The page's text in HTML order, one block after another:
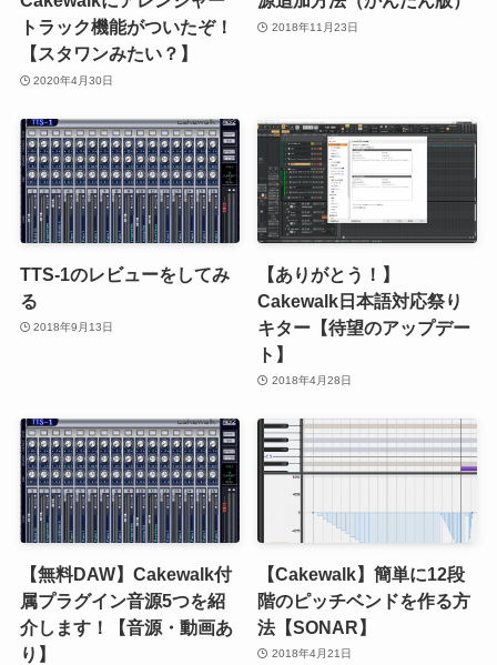
トラック機能がついたぞ！
【スタワンみたい？】
2020年4月30日
2018年11月23日
TTS-1のレビューをしてみ
る
2018年9月13日
【ありがとう！】
Cakewalk日本語対応祭り
キター【待望のアップデー
ト】
2018年4月28日
【無料DAW】Cakewalk付
属プラグイン音源5つを紹
介します！【音源・動画あ
り】
【Cakewalk】簡単に12段
階のピッチベンドを作る方
法【SONAR】
2018年4月21日